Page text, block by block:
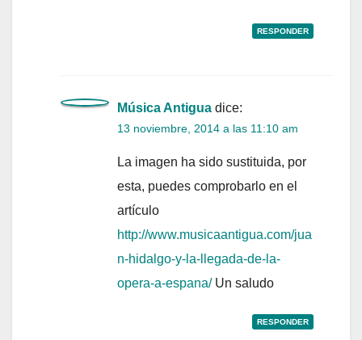
RESPONDER
Música Antigua dice:
13 noviembre, 2014 a las 11:10 am
La imagen ha sido sustituida, por
esta, puedes comprobarlo en el
artículo
http://www.musicaantigua.com/jua
n-hidalgo-y-la-llegada-de-la-
opera-a-espana/Un saludo
RESPONDER